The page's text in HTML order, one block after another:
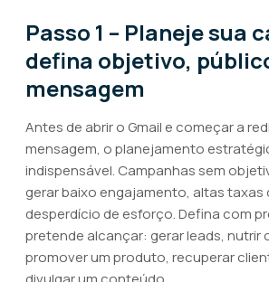
Passo 1 – Planeje sua
defina objetivo,
mensagem
Antes de abrir o Gmail e começar a
mensagem, o planejamento
indispensável. Campanhas sem
gerar baixo engajamento, altas taxas
desperdício de esforço. Defina com
pretende alcançar: gerar leads, nutrir
promover um produto, recuperar